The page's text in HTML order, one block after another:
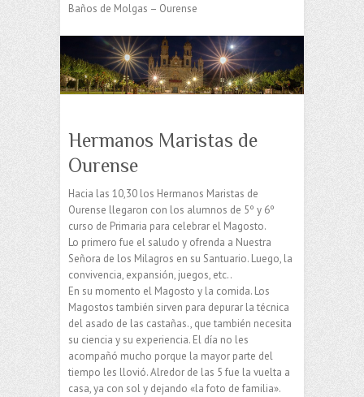
Baños de Molgas – Ourense
Hermanos Maristas de
Ourense
Hacia las 10,30 los Hermanos Maristas de
Ourense llegaron con los alumnos de 5º y 6º
curso de Primaria para celebrar el Magosto.
Lo primero fue el saludo y ofrenda a Nuestra
Señora de los Milagros en su Santuario. Luego, la
convivencia, expansión, juegos, etc..
En su momento el Magosto y la comida. Los
Magostos también sirven para depurar la técnica
del asado de las castañas., que también necesita
su ciencia y su experiencia. El día no les
acompañó mucho porque la mayor parte del
tiempo les llovió. Alredor de las 5 fue la vuelta a
casa, ya con sol y dejando «la foto de familia».